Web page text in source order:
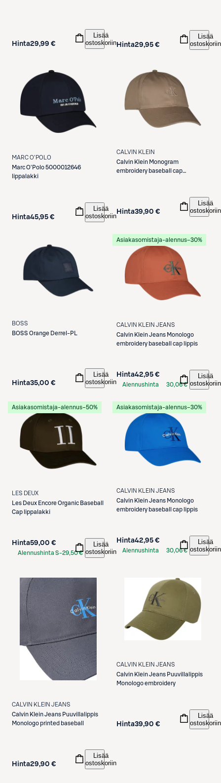
Hinta29,99 €
Lisää
ostoskoriin Hinta29,95 €
Lisää
ostoskoriin
MARC O'POLO
Marc O'Polo5000012646
lippalakki
Hinta45,95 €
Lisää
ostoskoriin
CALVIN KLEIN
Calvin Klein Monogram
embroidery baseball cap
Hinta39,90 €
Lisää
ostoskoriin
BOSS
BOSS Orange Derrel-PL
Hinta35,00 €
Lisää
ostoskoriin
Asiakasomistaja-alennus−30%
CALVIN KLEIN JEANS
Calvin Klein Jeans Monologo
embroidery baseball cap lippis
Hinta42,95 €
Alennushinta
30,06 €
Lisää
ostoskoriin
Asiakasomistaja-alennus−50%
LES DEUX
Les Deux Encore Organic Baseball
Cap lippalakki
Hinta59,00 €
Alennushinta S-29,50 €
Lisää
ostoskoriin
Asiakasomistaja-alennus−30%
CALVIN KLEIN JEANS
Calvin Klein Jeans Monologo
embroidery baseball cap lippis
Hinta42,95 €
Alennushinta
30,06 €
Lisää
ostoskoriin
CALVIN KLEIN JEANS
Calvin Klein Jeans Puuvillalippis
Monologo printed baseball
Hinta29,90 €
Lisää
ostoskoriin
CALVIN KLEIN JEANS
Calvin Klein Jeans Puuvillalippis
Monologo embroidery
Hinta39,90 €
Lisää
ostoskoriin